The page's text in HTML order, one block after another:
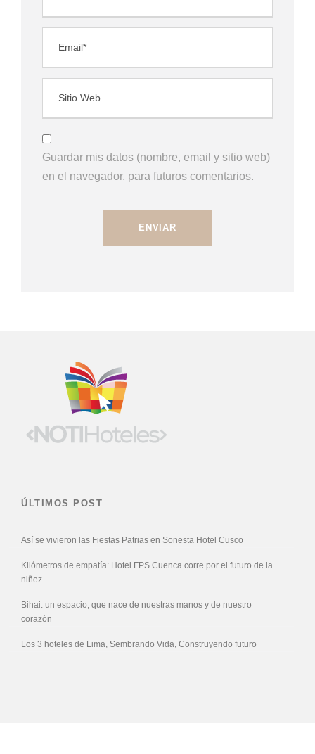
Guardar mis datos (nombre, email y sitio web)
en el navegador, para futuros comentarios.
ÚLTIMOS POST
Así se vivieron las Fiestas Patrias en Sonesta Hotel Cusco
Kilómetros de empatía: Hotel FPS Cuenca corre por el futuro de la
niñez
Bihai: un espacio, que nace de nuestras manos y de nuestro
corazón
Los 3 hoteles de Lima, Sembrando Vida, Construyendo futuro